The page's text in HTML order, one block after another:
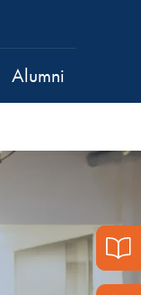
Alumni